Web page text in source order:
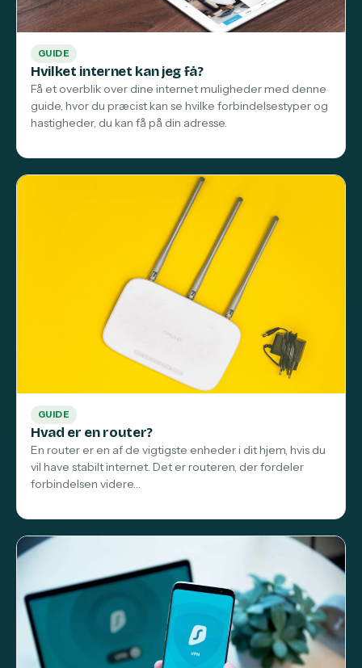
GUIDE
Hvilket internet kan jeg få?
Få et overblik over dine internet muligheder med denne
guide, hvor du præcist kan se hvilke forbindelsestyper og
hastigheder, du kan få på din adresse.
GUIDE
Hvad er en router?
En router er en af de vigtigste enheder i dit hjem, hvis du
vil have stabilt internet. Det er routeren, der fordeler
forbindelsen videre…